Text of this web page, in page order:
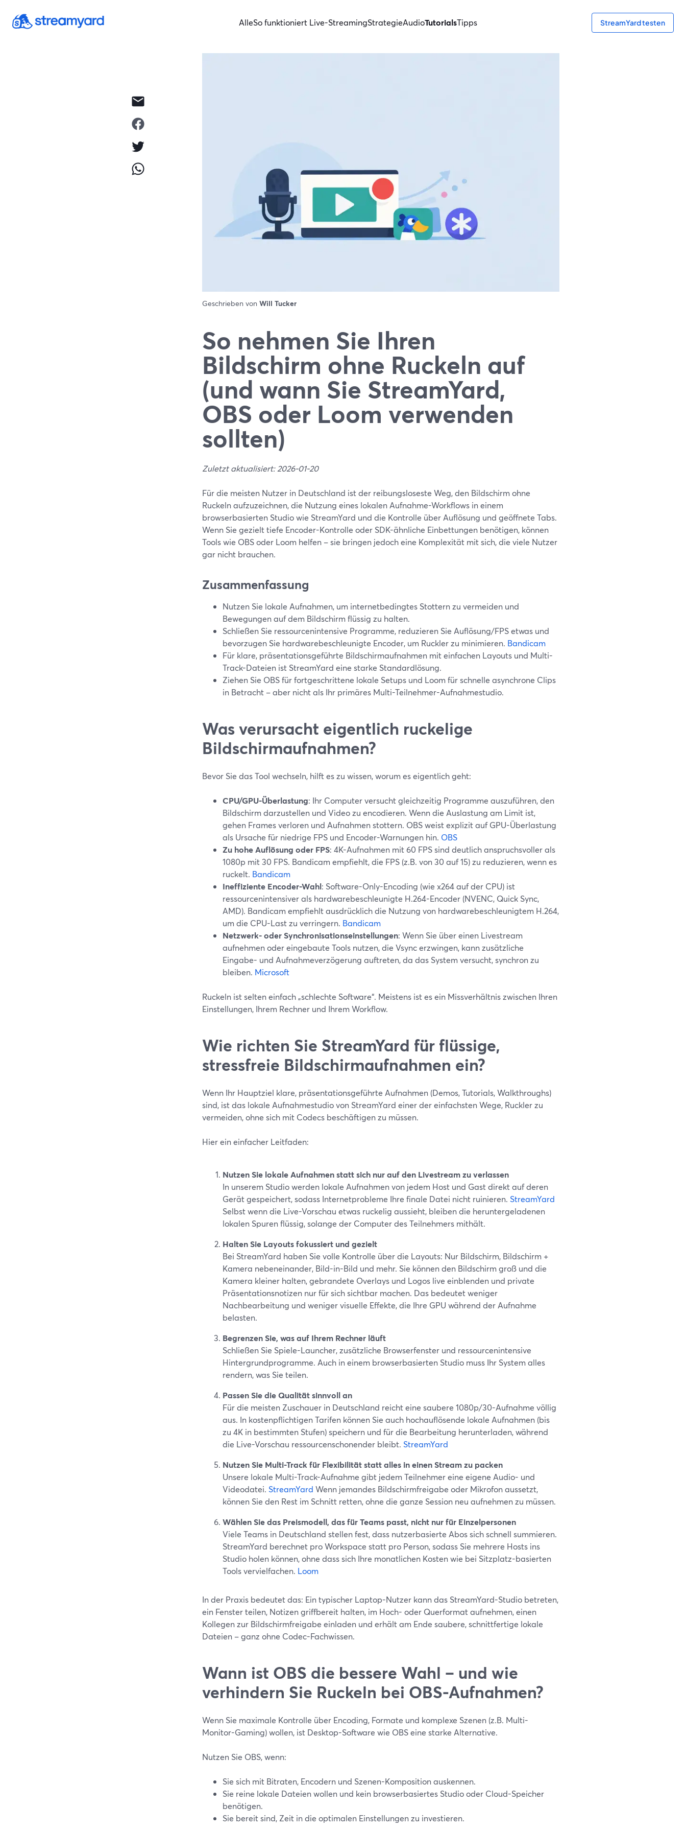
AlleSo funktioniert Live-StreamingStrategieAudioTutorialsTipps StreamYard testen
Geschrieben von Will Tucker
So nehmen Sie Ihren
Bildschirm ohne Ruckeln auf
(und wann Sie StreamYard,
OBS oder Loom verwenden
sollten)
Zuletzt aktualisiert: 2026-01-20
Für die meisten Nutzer in Deutschland ist der reibungsloseste Weg, den Bildschirm ohne
Ruckeln aufzuzeichnen, die Nutzung eines lokalen Aufnahme-Workflows in einem
browserbasierten Studio wie StreamYard und die Kontrolle über Auflösung und geöffnete Tabs.
Wenn Sie gezielt tiefe Encoder-Kontrolle oder SDK-ähnliche Einbettungen benötigen, können
Tools wie OBS oder Loom helfen – sie bringen jedoch eine Komplexität mit sich, die viele Nutzer
gar nicht brauchen.
Zusammenfassung
Nutzen Sie lokale Aufnahmen, um internetbedingtes Stottern zu vermeiden und
Bewegungen auf dem Bildschirm flüssig zu halten.
Schließen Sie ressourcenintensive Programme, reduzieren Sie Auflösung/FPS etwas und
bevorzugen Sie hardwarebeschleunigte Encoder, um Ruckler zu minimieren. Bandicam
Für klare, präsentationsgeführte Bildschirmaufnahmen mit einfachen Layouts und Multi-
Track-Dateien ist StreamYard eine starke Standardlösung.
Ziehen Sie OBS für fortgeschrittene lokale Setups und Loom für schnelle asynchrone Clips
in Betracht – aber nicht als Ihr primäres Multi-Teilnehmer-Aufnahmestudio.
Was verursacht eigentlich ruckelige
Bildschirmaufnahmen?
Bevor Sie das Tool wechseln, hilft es zu wissen, worum es eigentlich geht:
CPU/GPU-Überlastung: Ihr Computer versucht gleichzeitig Programme auszuführen, den
Bildschirm darzustellen und Video zu encodieren. Wenn die Auslastung am Limit ist,
gehen Frames verloren und Aufnahmen stottern. OBS weist explizit auf GPU-Überlastung
als Ursache für niedrige FPS und Encoder-Warnungen hin. OBS
Zu hohe Auflösung oder FPS: 4K-Aufnahmen mit 60 FPS sind deutlich anspruchsvoller als
1080p mit 30 FPS. Bandicam empfiehlt, die FPS (z.B. von 30 auf 15) zu reduzieren, wenn es
ruckelt. Bandicam
Ineffiziente Encoder-Wahl: Software-Only-Encoding (wie x264 auf der CPU) ist
ressourcenintensiver als hardwarebeschleunigte H.264-Encoder (NVENC, Quick Sync,
AMD). Bandicam empfiehlt ausdrücklich die Nutzung von hardwarebeschleunigtem H.264,
um die CPU-Last zu verringern. Bandicam
Netzwerk- oder Synchronisationseinstellungen: Wenn Sie über einen Livestream
aufnehmen oder eingebaute Tools nutzen, die Vsync erzwingen, kann zusätzliche
Eingabe- und Aufnahmeverzögerung auftreten, da das System versucht, synchron zu
bleiben. Microsoft
Ruckeln ist selten einfach „schlechte Software“. Meistens ist es ein Missverhältnis zwischen Ihren
Einstellungen, Ihrem Rechner und Ihrem Workflow.
Wie richten Sie StreamYard für flüssige,
stressfreie Bildschirmaufnahmen ein?
Wenn Ihr Hauptziel klare, präsentationsgeführte Aufnahmen (Demos, Tutorials, Walkthroughs)
sind, ist das lokale Aufnahmestudio von StreamYard einer der einfachsten Wege, Ruckler zu
vermeiden, ohne sich mit Codecs beschäftigen zu müssen.
Hier ein einfacher Leitfaden:
Nutzen Sie lokale Aufnahmen statt sich nur auf den Livestream zu verlassen
In unserem Studio werden lokale Aufnahmen von jedem Host und Gast direkt auf deren
Gerät gespeichert, sodass Internetprobleme Ihre finale Datei nicht ruinieren. StreamYard
Selbst wenn die Live-Vorschau etwas ruckelig aussieht, bleiben die heruntergeladenen
lokalen Spuren flüssig, solange der Computer des Teilnehmers mithält.
Halten Sie Layouts fokussiert und gezielt
Bei StreamYard haben Sie volle Kontrolle über die Layouts: Nur Bildschirm, Bildschirm +
Kamera nebeneinander, Bild-in-Bild und mehr. Sie können den Bildschirm groß und die
Kamera kleiner halten, gebrandete Overlays und Logos live einblenden und private
Präsentationsnotizen nur für sich sichtbar machen. Das bedeutet weniger
Nachbearbeitung und weniger visuelle Effekte, die Ihre GPU während der Aufnahme
belasten.
Begrenzen Sie, was auf Ihrem Rechner läuft
Schließen Sie Spiele-Launcher, zusätzliche Browserfenster und ressourcenintensive
Hintergrundprogramme. Auch in einem browserbasierten Studio muss Ihr System alles
rendern, was Sie teilen.
Passen Sie die Qualität sinnvoll an
Für die meisten Zuschauer in Deutschland reicht eine saubere 1080p/30-Aufnahme völlig
aus. In kostenpflichtigen Tarifen können Sie auch hochauflösende lokale Aufnahmen (bis
zu 4K in bestimmten Stufen) speichern und für die Bearbeitung herunterladen, während
die Live-Vorschau ressourcenschonender bleibt. StreamYard
Nutzen Sie Multi-Track für Flexibilität statt alles in einen Stream zu packen
Unsere lokale Multi-Track-Aufnahme gibt jedem Teilnehmer eine eigene Audio- und
Videodatei. StreamYard Wenn jemandes Bildschirmfreigabe oder Mikrofon aussetzt,
können Sie den Rest im Schnitt retten, ohne die ganze Session neu aufnehmen zu müssen.
Wählen Sie das Preismodell, das für Teams passt, nicht nur für Einzelpersonen
Viele Teams in Deutschland stellen fest, dass nutzerbasierte Abos sich schnell summieren.
StreamYard berechnet pro Workspace statt pro Person, sodass Sie mehrere Hosts ins
Studio holen können, ohne dass sich Ihre monatlichen Kosten wie bei Sitzplatz-basierten
Tools vervielfachen. Loom
In der Praxis bedeutet das: Ein typischer Laptop-Nutzer kann das StreamYard-Studio betreten,
ein Fenster teilen, Notizen griffbereit halten, im Hoch- oder Querformat aufnehmen, einen
Kollegen zur Bildschirmfreigabe einladen und erhält am Ende saubere, schnittfertige lokale
Dateien – ganz ohne Codec-Fachwissen.
Wann ist OBS die bessere Wahl – und wie
verhindern Sie Ruckeln bei OBS-Aufnahmen?
Wenn Sie maximale Kontrolle über Encoding, Formate und komplexe Szenen (z.B. Multi-
Monitor-Gaming) wollen, ist Desktop-Software wie OBS eine starke Alternative.
Nutzen Sie OBS, wenn:
Sie sich mit Bitraten, Encodern und Szenen-Komposition auskennen.
Sie reine lokale Dateien wollen und kein browserbasiertes Studio oder Cloud-Speicher
benötigen.
Sie bereit sind, Zeit in die optimalen Einstellungen zu investieren.